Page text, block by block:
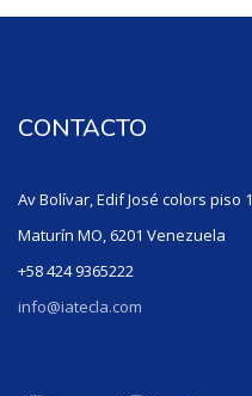
CONTACTO
Av Bolívar, Edif José colors piso 1
Maturín MO, 6201 Venezuela
+58 424 9365222
info@iatecla.com